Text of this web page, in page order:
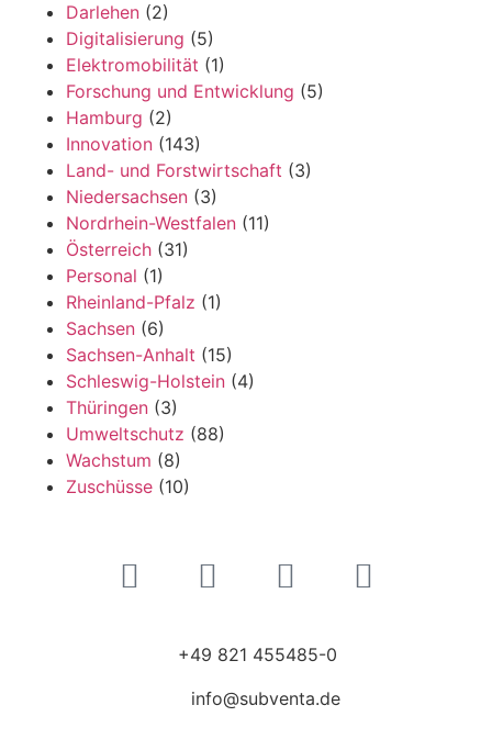
Darlehen (2)
Digitalisierung (5)
Elektromobilität (1)
Forschung und Entwicklung (5)
Hamburg (2)
Innovation (143)
Land- und Forstwirtschaft (3)
Niedersachsen (3)
Nordrhein-Westfalen (11)
Österreich (31)
Personal (1)
Rheinland-Pfalz (1)
Sachsen (6)
Sachsen-Anhalt (15)
Schleswig-Holstein (4)
Thüringen (3)
Umweltschutz (88)
Wachstum (8)
Zuschüsse (10)
+49 821 455485-0
info@subventa.de